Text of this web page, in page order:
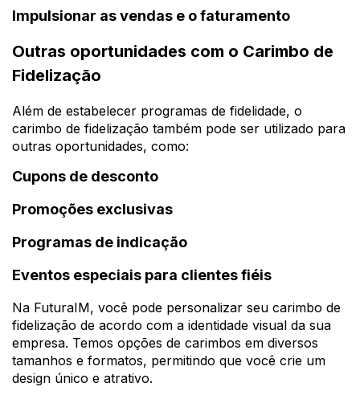
Impulsionar as vendas e o faturamento
Outras oportunidades com o Carimbo de
Fidelização
Além de estabelecer programas de fidelidade, o
carimbo de fidelização também pode ser utilizado para
outras oportunidades, como:
Cupons de desconto
Promoções exclusivas
Programas de indicação
Eventos especiais para clientes fiéis
Na FuturaIM, você pode personalizar seu carimbo de
fidelização de acordo com a identidade visual da sua
empresa. Temos opções de carimbos em diversos
tamanhos e formatos, permitindo que você crie um
design único e atrativo.